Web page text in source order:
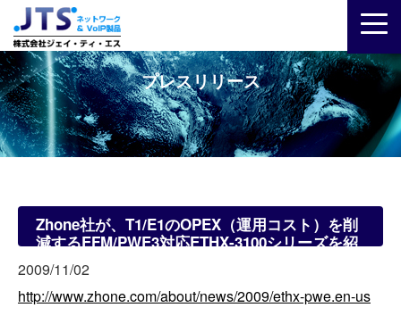
プレスリリース
Zhone社が、T1/E1のOPEX（運用コスト）を削
減するEFM/PWE3対応ETHX-3100シリーズを紹
介
2009/11/02
http://www.zhone.com/about/news/2009/ethx-pwe.en-us